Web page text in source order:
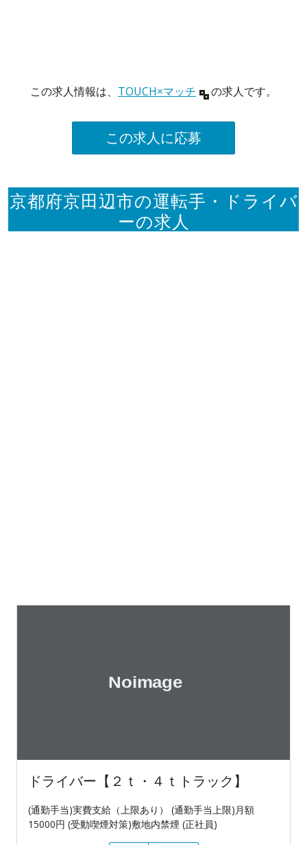
この求人情報は、 TOUCH×マッチ の求人です。
この求人に応募
京都府京田辺市の運転手・ドライバ
ーの求人
ドライバー【２ｔ・４ｔトラック】
(通勤手当)実費支給（上限あり） (通勤手当上限)月額
15000円 (受動喫煙対策)敷地内禁煙 (正社員)